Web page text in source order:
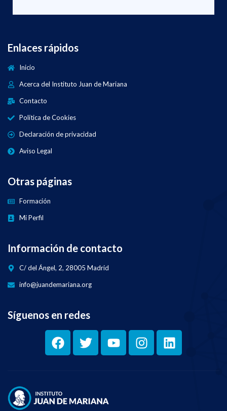
Enlaces rápidos
Inicio
Acerca del Instituto Juan de Mariana
Contacto
Política de Cookies
Declaración de privacidad
Aviso Legal
Otras páginas
Formación
Mi Perfil
Información de contacto
C/ del Ángel, 2, 28005 Madrid
info@juandemariana.org
Síguenos en redes